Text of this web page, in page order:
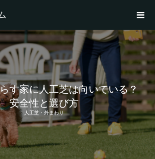
す家に人工芝は向いている？
安全性と選び方
人工芝・外まわり